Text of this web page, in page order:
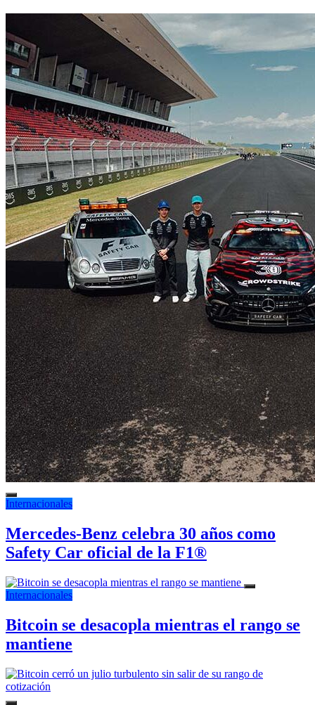
Internacionales
Mercedes-Benz celebra 30 años como
Safety Car oficial de la F1®
Internacionales
Bitcoin se desacopla mientras el rango se
mantiene